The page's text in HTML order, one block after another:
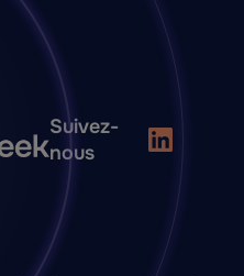
Suivez-
nous